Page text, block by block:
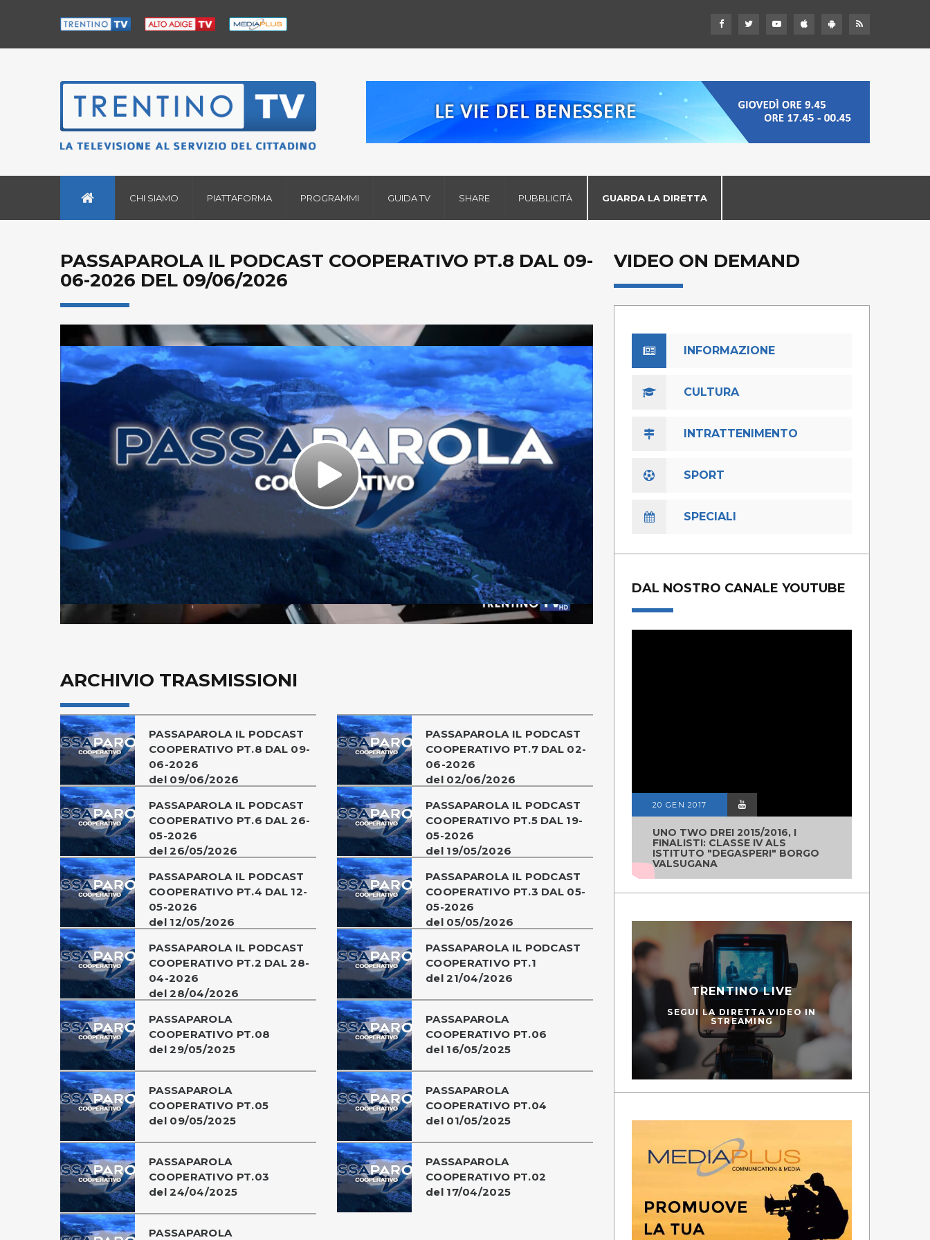
CHI SIAMO PIATTAFORMA PROGRAMMI GUIDA TV SHARE PUBBLICITÀ GUARDA LA DIRETTA
PASSAPAROLA IL PODCAST COOPERATIVO PT.8 DAL 09-
06-2026 DEL 09/06/2026
Play
Video
ARCHIVIO TRASMISSIONI
PASSAPAROLA IL PODCAST
COOPERATIVO PT.8 DAL 09-
06-2026
del 09/06/2026
PASSAPAROLA IL PODCAST
COOPERATIVO PT.7 DAL 02-
06-2026
del 02/06/2026
PASSAPAROLA IL PODCAST
COOPERATIVO PT.6 DAL 26-
05-2026
del 26/05/2026
PASSAPAROLA IL PODCAST
COOPERATIVO PT.5 DAL 19-
05-2026
del 19/05/2026
PASSAPAROLA IL PODCAST
COOPERATIVO PT.4 DAL 12-
05-2026
del 12/05/2026
PASSAPAROLA IL PODCAST
COOPERATIVO PT.3 DAL 05-
05-2026
del 05/05/2026
PASSAPAROLA IL PODCAST
COOPERATIVO PT.2 DAL 28-
04-2026
del 28/04/2026
PASSAPAROLA IL PODCAST
COOPERATIVO PT.1
del 21/04/2026
PASSAPAROLA
COOPERATIVO PT.08
del 29/05/2025
PASSAPAROLA
COOPERATIVO PT.06
del 16/05/2025
PASSAPAROLA
COOPERATIVO PT.05
del 09/05/2025
PASSAPAROLA
COOPERATIVO PT.04
del 01/05/2025
PASSAPAROLA
COOPERATIVO PT.03
del 24/04/2025
PASSAPAROLA
COOPERATIVO PT.02
del 17/04/2025
PASSAPAROLA
VIDEO ON DEMAND
INFORMAZIONE
CULTURA
INTRATTENIMENTO
SPORT
SPECIALI
DAL NOSTRO CANALE YOUTUBE
20 GEN 2017
UNO TWO DREI 2015/2016, I
FINALISTI: CLASSE IV ALS
ISTITUTO "DEGASPERI" BORGO
VALSUGANA
TRENTINO LIVE
SEGUI LA DIRETTA VIDEO IN
STREAMING